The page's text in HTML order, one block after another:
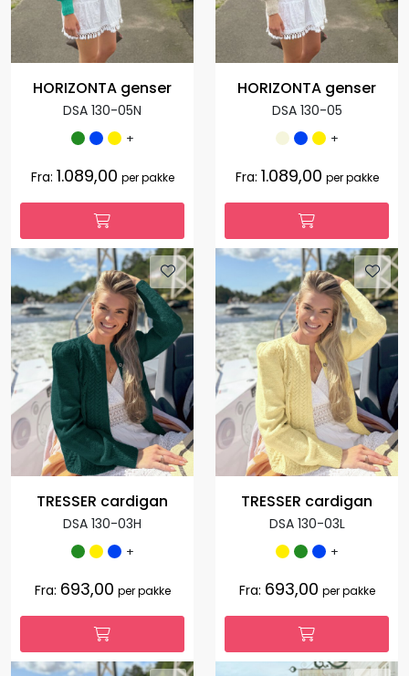
HORIZONTA genser
DSA 130-05N
+
Fra: 1.089,00 per pakke
HORIZONTA genser
DSA 130-05
+
Fra: 1.089,00 per pakke
TRESSER cardigan
DSA 130-03H
+
Fra: 693,00 per pakke
TRESSER cardigan
DSA 130-03L
+
Fra: 693,00 per pakke